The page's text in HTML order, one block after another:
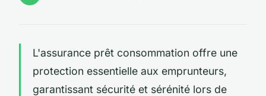
L'assurance prêt consommation offre une
protection essentielle aux emprunteurs,
garantissant sécurité et sérénité lors de